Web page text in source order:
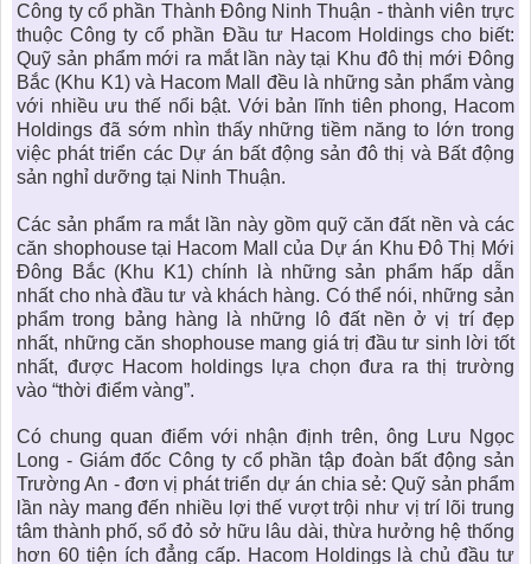
Công ty cổ phần Thành Đông Ninh Thuận - thành viên trực
thuộc Công ty cổ phần Đầu tư Hacom Holdings cho biết:
Quỹ sản phẩm mới ra mắt lần này tại Khu đô thị mới Đông
Bắc (Khu K1) và Hacom Mall đều là những sản phẩm vàng
với nhiều ưu thế nổi bật. Với bản lĩnh tiên phong, Hacom
Holdings đã sớm nhìn thấy những tiềm năng to lớn trong
việc phát triển các Dự án bất động sản đô thị và Bất động
sản nghỉ dưỡng tại Ninh Thuận.
Các sản phẩm ra mắt lần này gồm quỹ căn đất nền và các
căn shophouse tại Hacom Mall
của Dự án Khu Đô Thị Mới
Đông Bắc (Khu K1) chính là những sản phẩm hấp dẫn
nhất cho nhà đầu tư và khách hàng. Có thể nói, những sản
phẩm trong bảng hàng là những lô đất nền ở vị trí đẹp
nhất, những căn shophouse mang giá trị đầu tư sinh lời tốt
nhất, được Hacom holdings lựa chọn đưa ra thị trường
vào “thời điểm vàng”.
Có chung quan điểm với nhận định trên, ông Lưu Ngọc
Long - Giám đốc Công ty cổ phần tập đoàn bất động sản
Trường An - đơn vị phát triển dự án chia sẻ: Quỹ sản phẩm
lần này mang đến nhiều lợi thế vượt trội như vị trí lõi trung
tâm thành phố, sổ đỏ sở hữu lâu dài, thừa hưởng hệ thống
hơn 60 tiện ích đẳng cấp. Hacom Holdings là chủ đầu tư